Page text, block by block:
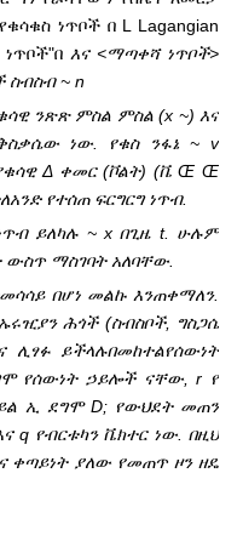
ነጥቦች በ L Lagangian
በ እና <ማጣቀሻ ነጥቦች>
ስብስብ ~ n
ንጽጽ ምስል ምስል (x ~) እና
ነው. የቁስ ንፋኔ ~ v
Δ ቀመር (ቮልት) (ቬ Œ Œ
ለአንድ የተሰጠ ፍርግርግ ነጥብ.
ይለካሉ ~ x በጊዜ t. ሁሉም
ውስጥ ማስገባት አለባቸው.
በሆነ መልኩ እንጠቀማለን.
ሕጎች (ስብስቦች, ግስጋሴ
ሊፃፉ ይችላሉበመከተልየሰውነት
የሰውነት ኃይሎች ናቸው, r የ
ኢ ደግሞ D; የውህደት መጠን
q የብርቱካን ቬክተር ነው. በዚህ
ቀጣይነት ያለው የመጠጥ ዞን ዘዴ